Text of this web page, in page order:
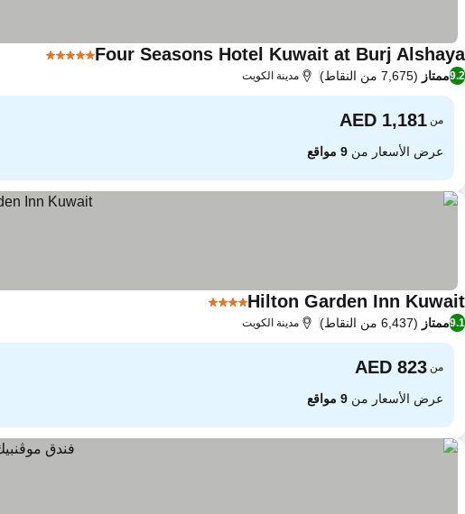
Four Seasons Hotel Kuwait at Burj Alshaya5 عدد النجوم
9.2ممتاز (7,675 من النقاط) مدينة الكويت
من
عرض الأسعار من 9 مواقع
Hilton Garden Inn Kuwait4 عدد النجوم
9.1ممتاز (6,437 من النقاط) مدينة الكويت
من
عرض الأسعار من 9 مواقع